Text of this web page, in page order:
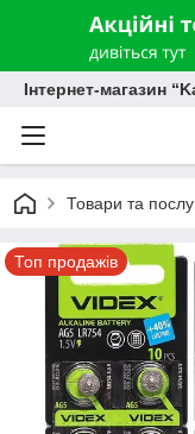
Інтернет-магазин
Товари та
Топ продажів